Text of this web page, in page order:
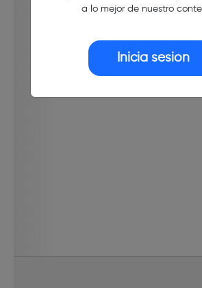
a lo mejor de nuestro
Inicia sesión